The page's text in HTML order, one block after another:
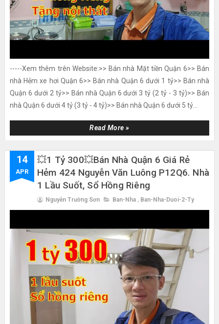
-----Xem thêm trên Website:>> Bán nhà Mặt tiền Quận 6>> Bán
nhà Hẻm xe hơi Quận 6>> Bán nhà Quận 6 dưới 1 tỷ>> Bán nhà
Quận 6 dưới 2 tỷ>> Bán nhà Quận 6 dưới 3 tỷ (2 tỷ - 3 tỷ)>> Bán
nhà Quận 6 dưới 4 tỷ (3 tỷ - 4 tỷ)>> Bán nhà Quận 6 dưới 5 tỷ...
Read More »
14
APR
💥1 Tỷ 300💥Bán Nhà Quận 6 Giá Rẻ
Hẻm 424 Nguyễn Văn Luông P12Q6. Nhà
1 Lầu Suốt, Sổ Hồng Riêng
Nguyễn Trường Sơn Ban-Nha , Ban-Nha-Duoi-2-Ty